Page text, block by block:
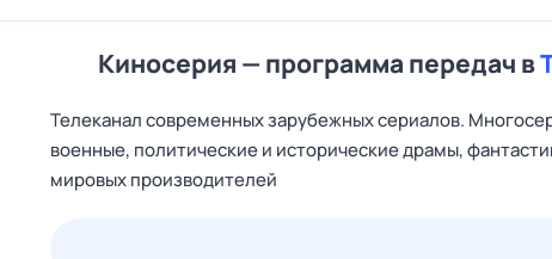
Киносерия — программа передач в
Телеканал современных зарубежных сериалов.
военные, политические и исторические драмы,
мировых производителей